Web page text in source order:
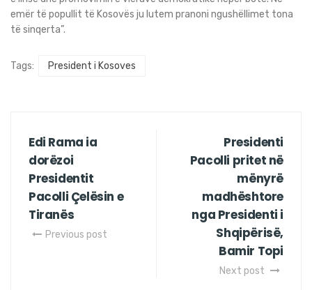
emër të popullit të Kosovës ju lutem pranoni ngushëllimet tona
të sinqerta”.
Tags: President i Kosoves
Edi Rama ia
dorëzoi
Presidentit
Pacolli Çelësin e
Tiranës
Previous post
Presidenti
Pacolli pritet në
mënyrë
madhështore
nga Presidenti i
Shqipërisë,
Bamir Topi
Next post